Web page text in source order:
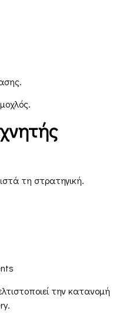
τη στρατηγική.
την κατανομή